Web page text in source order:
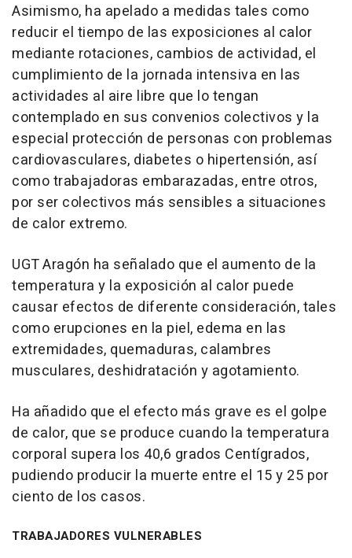
Asimismo, ha apelado a medidas tales como
reducir el tiempo de las exposiciones al calor
mediante rotaciones, cambios de actividad, el
cumplimiento de la jornada intensiva en las
actividades al aire libre que lo tengan
contemplado en sus convenios colectivos y la
especial protección de personas con problemas
cardiovasculares, diabetes o hipertensión, así
como trabajadoras embarazadas, entre otros,
por ser colectivos más sensibles a situaciones
de calor extremo.
UGT Aragón ha señalado que el aumento de la
temperatura y la exposición al calor puede
causar efectos de diferente consideración, tales
como erupciones en la piel, edema en las
extremidades, quemaduras, calambres
musculares, deshidratación y agotamiento.
Ha añadido que el efecto más grave es el golpe
de calor, que se produce cuando la temperatura
corporal supera los 40,6 grados Centígrados,
pudiendo producir la muerte entre el 15 y 25 por
ciento de los casos.
TRABAJADORES VULNERABLES